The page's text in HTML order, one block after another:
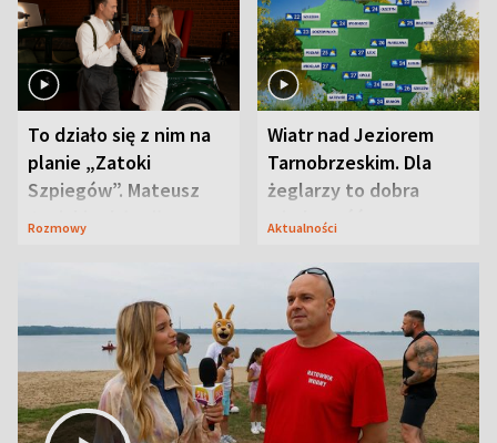
To działo się z nim na
planie „Zatoki
Szpiegów”. Mateusz
Janicki odsłonił
Rozmowy
Wiatr nad Jeziorem
Tarnobrzeskim. Dla
żeglarzy to dobra
wiadomość
Aktualności